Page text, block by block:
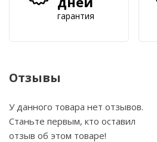
гарантия
Отзывы
У данного товара нет отзывов.
Станьте первым, кто оставил
отзыв об этом товаре!